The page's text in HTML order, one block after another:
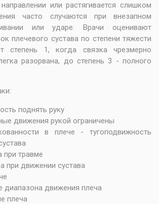
или растягивается слишком
часто случаются при внезапном
или ударе. Врачи оценивают
плечевого сустава по степени тяжести
степень 1, когда связка чрезмерно
разорвана, до степень 3 - полного
поднять руку
движения рукой ограничены
в плече - тугоподвижность
при травме
при движении сустава
диапазона движения плеча
плеча